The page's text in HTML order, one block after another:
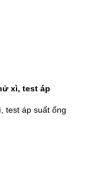
xì, test áp
test áp suất ống